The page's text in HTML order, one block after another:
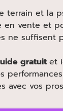
terrain et la
en vente et
ne suffisent
gratuit et
avec vos